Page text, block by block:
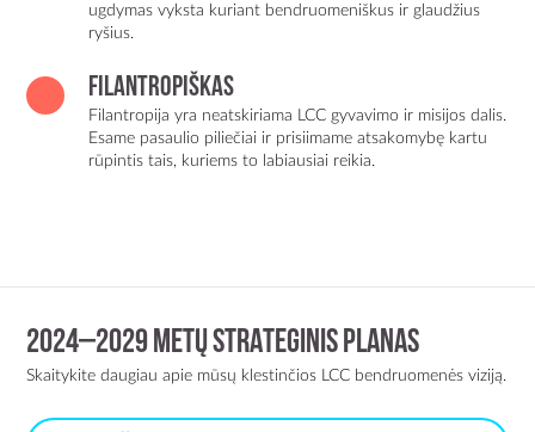
ugdymas vyksta kuriant bendruomeniškus ir glaudžius
ryšius.
FILANTROPIŠKAS
Filantropija yra neatskiriama LCC gyvavimo ir misijos dalis.
Esame pasaulio piliečiai ir prisiimame atsakomybę kartu
rūpintis tais, kuriems to labiausiai reikia.
2024–2029 METŲ STRATEGINIS PLANAS
Skaitykite daugiau apie mūsų klestinčios LCC bendruomenės viziją.